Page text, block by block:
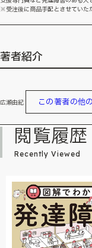
※受注後に商品手配とさせていた
著者紹介
広瀬由紀 この著者の他
閲覧履歴
Recently Viewed